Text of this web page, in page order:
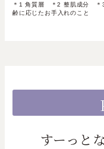
＊1 角質層 ＊2 整肌成分 ＊
齢に応じたお手入れのこと
すーっと